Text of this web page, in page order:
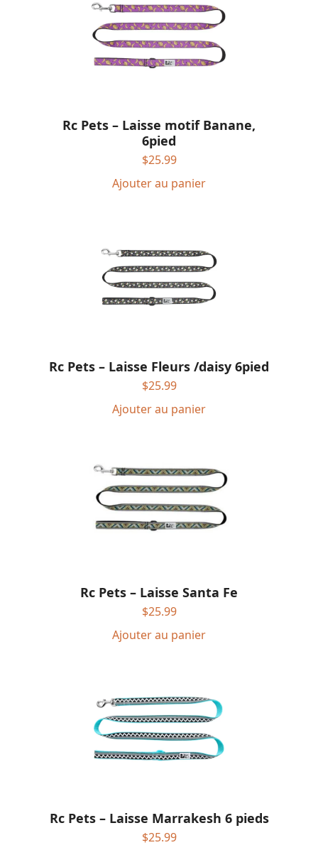
Rc Pets – Laisse motif Banane,
6pied
$25.99
Ajouter au panier
Rc Pets – Laisse Fleurs /daisy 6pied
$25.99
Ajouter au panier
Rc Pets – Laisse Santa Fe
$25.99
Ajouter au panier
Rc Pets – Laisse Marrakesh 6 pieds
$25.99